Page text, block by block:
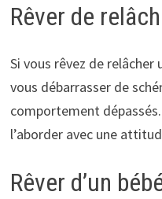
Rêver de
Si vous rêvez de
vous débarrasser de
comportement
l’aborder avec une
Rêver d’un